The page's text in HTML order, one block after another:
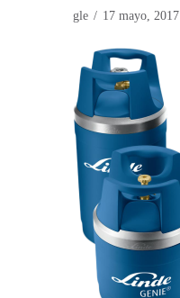
gle 17 mayo, 2017